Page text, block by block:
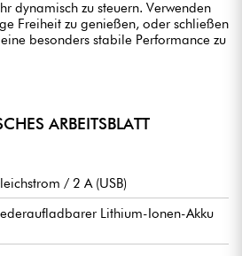
dynamisch zu steuern. Verwenden
Freiheit zu genießen, oder schließen
besonders stabile Performance zu
ARBEITSBLATT
/ 2 A (USB)
Lithium-Ionen-Akku